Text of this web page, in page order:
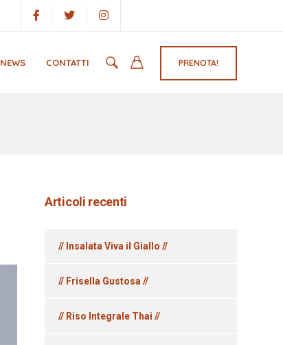
NEWS CONTATTI PRENOTA!
Articoli recenti
// Insalata Viva il Giallo //
// Frisella Gustosa //
// Riso Integrale Thai //